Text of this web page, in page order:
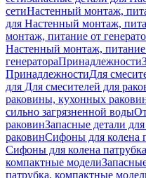
сетиНастенный монтаж,
для Настенный монтаж,
монтаж, питание от
Настенный монтаж, питание
генератораПринадлежности
ПринадлежностиДля
для Для смесителей для
раковины, кухонных
сильно загрязненной воды
раковинЗапасные детали
раковинСифоны для колена
Сифоны для колена патрубка
компактные модели
патрубка, компактные